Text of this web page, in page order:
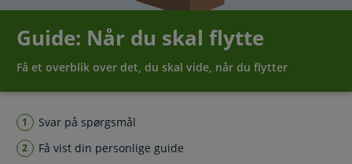
Guide: Når du skal flytte
Få et overblik over det, du skal vide, når du flytter
Svar på spørgsmål
Få vist din personlige guide